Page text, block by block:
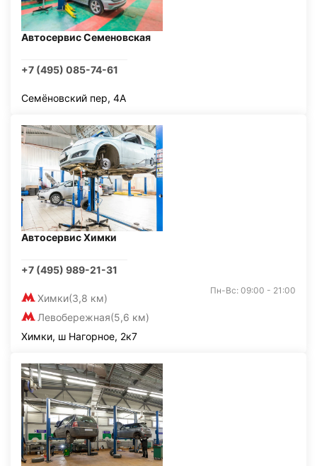
Автосервис Семеновская
+7 (495) 085-74-61
Семёновский пер, 4А
Автосервис Химки
+7 (495) 989-21-31
Химки(3,8 км)
Левобережная(5,6 км)
Пн-Вс: 09:00 - 21:00
Химки, ш Нагорное, 2к7